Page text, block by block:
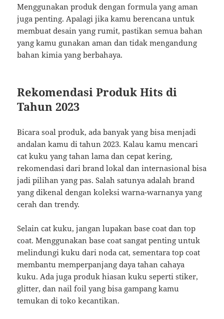
Menggunakan produk dengan formula yang aman
juga penting. Apalagi jika kamu berencana untuk
membuat desain yang rumit, pastikan semua bahan
yang kamu gunakan aman dan tidak mengandung
bahan kimia yang berbahaya.
Rekomendasi Produk Hits di
Tahun 2023
Bicara soal produk, ada banyak yang bisa menjadi
andalan kamu di tahun 2023. Kalau kamu mencari
cat kuku yang tahan lama dan cepat kering,
rekomendasi dari brand lokal dan internasional bisa
jadi pilihan yang pas. Salah satunya adalah brand
yang dikenal dengan koleksi warna-warnanya yang
cerah dan trendy.
Selain cat kuku, jangan lupakan base coat dan top
coat. Menggunakan base coat sangat penting untuk
melindungi kuku dari noda cat, sementara top coat
membantu memperpanjang daya tahan cahaya
kuku. Ada juga produk hiasan kuku seperti stiker,
glitter, dan nail foil yang bisa gampang kamu
temukan di toko kecantikan.